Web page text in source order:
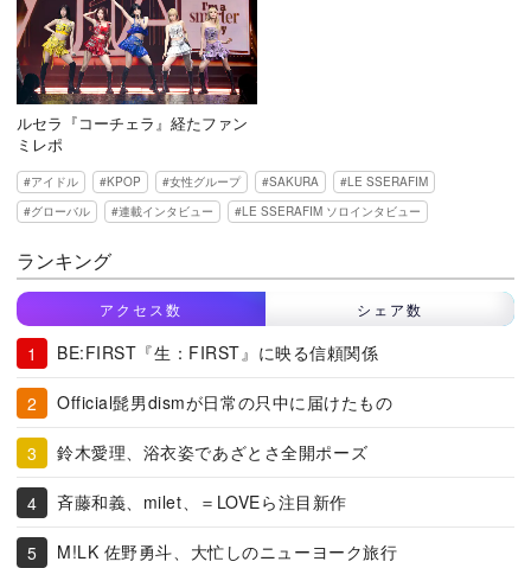
ルセラ『コーチェラ』経たファン
ミレポ
アイドル KPOP 女性グループ SAKURA
LE SSERAFIM
グローバル
連載インタビュー LE SSERAFIM ソロインタビュー
ランキング
アクセス数 シェア数
BE:FIRST『生：FIRST』に映る信頼関係
Official髭男dismが日常の只中に届けたもの
鈴木愛理、浴衣姿であざとさ全開ポーズ
斉藤和義、milet、＝LOVEら注目新作
M!LK 佐野勇斗、大忙しのニューヨーク旅行